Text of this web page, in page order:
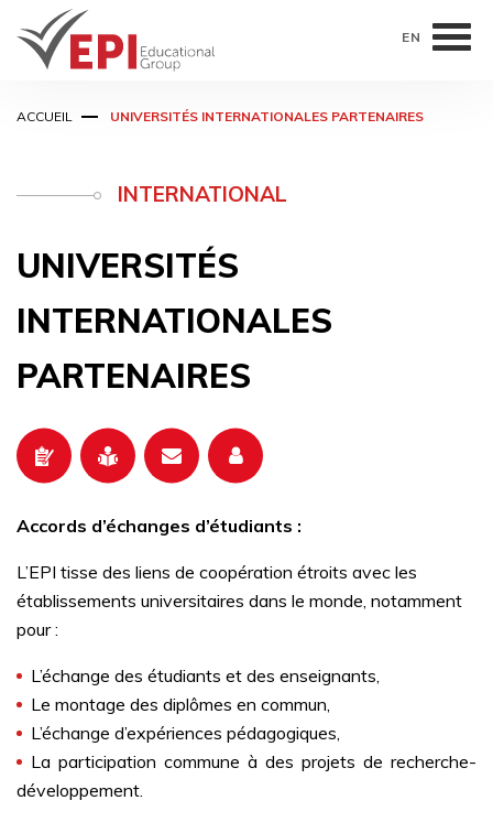
au
EN
INTERNATIONAL
ACCUEIL UNIVERSITÉS INTERNATIONALES PARTENAIRES
UNIVERSITÉS
INTERNATIONALES
PARTENAIRES
Accords d’échanges d’étudiants :
L’EPI tisse des liens de coopération étroits avec les
établissements universitaires dans le monde, notamment
pour :
L’échange des étudiants et des enseignants,
Le montage des diplômes en commun,
L’échange d’expériences pédagogiques,
La participation commune à des projets de recherche-
développement.